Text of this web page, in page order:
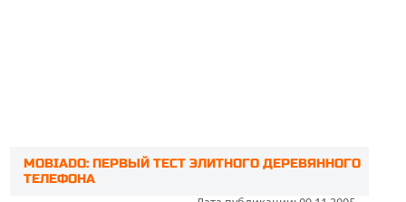
MOBIADO: ПЕРВЫЙ ТЕСТ ЭЛИТНОГО ДЕРЕВЯННОГО
ТЕЛЕФОНА